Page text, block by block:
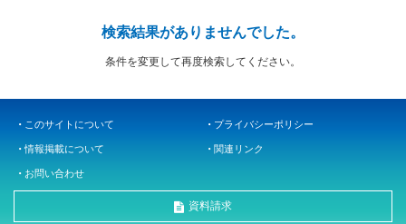
検索結果がありませんでした。
条件を変更して再度検索してください。
このサイトについて プライバシーポリシー
情報掲載について 関連リンク
お問い合わせ
資料請求